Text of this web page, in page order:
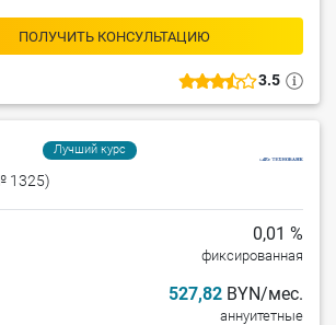
3.5
ПОЛУЧИТЬ КОНСУЛЬТАЦИЮ
Лучший курс
1325)
0,01 %
фиксированная
527,82 BYN/мес.
аннуитетные